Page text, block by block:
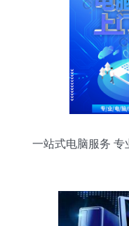
一站式电脑服务 专